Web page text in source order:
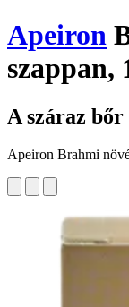
Apeiron
szappan,
A száraz
Apeiron Brahmi